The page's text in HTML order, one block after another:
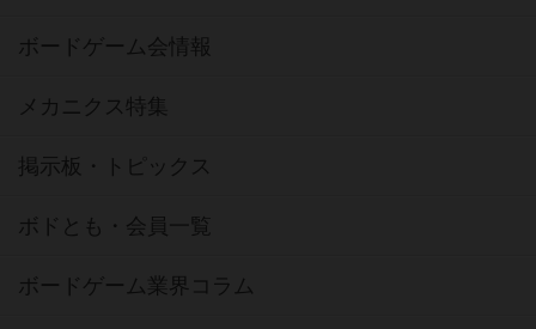
ボードゲーム会情報
メカニクス特集
掲示板・トピックス
ボドとも・会員一覧
ボードゲーム業界コラム